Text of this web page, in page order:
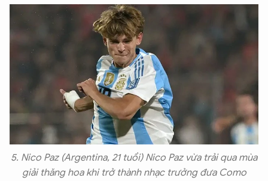
5. Nico Paz (Argentina, 21 tuổi) Nico Paz vừa trải qua mùa
giải thăng hoa khi trở thành nhạc trưởng đưa Como